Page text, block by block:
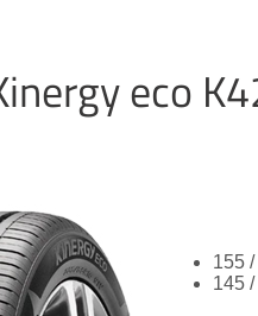
eco
155
145